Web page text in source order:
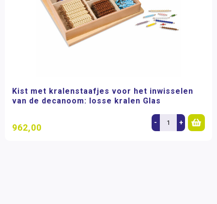
Kist met kralenstaafjes voor het inwisselen
van de decanoom: losse kralen Glas
962,00 - +